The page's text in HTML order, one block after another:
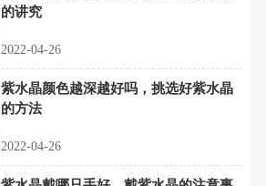
的讲究
2022-04-26
紫水晶颜色越深越好吗，挑选好紫水晶
的方法
2022-04-26